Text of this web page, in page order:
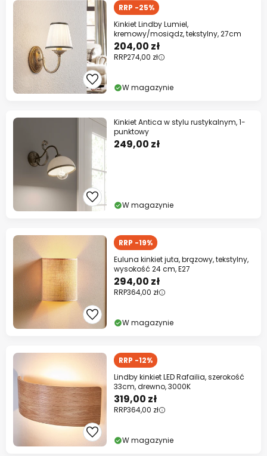
RRP -25%
Kinkiet Lindby Lumiel,
kremowy/mosiądz, tekstylny, 27cm
204,00 zł
RRP274,00 zł
W magazynie
Kinkiet Antica w stylu rustykalnym, 1-
punktowy
249,00 zł
W magazynie
RRP -19%
Euluna kinkiet juta, brązowy, tekstylny,
wysokość 24 cm, E27
294,00 zł
RRP364,00 zł
W magazynie
RRP -12%
Lindby kinkiet LED Rafailia, szerokość
33cm, drewno, 3000K
319,00 zł
RRP364,00 zł
W magazynie